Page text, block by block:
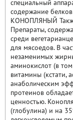
специальный
содержание
КОНОПЛЯНЫЙ
Препараты,
среди
для мясоедов. В
незаменимых
аминокислот (в том
витамины (кстати,
анаболическим
протеинов
ценностью.
(глобулина) и на